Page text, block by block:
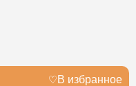
В избранное